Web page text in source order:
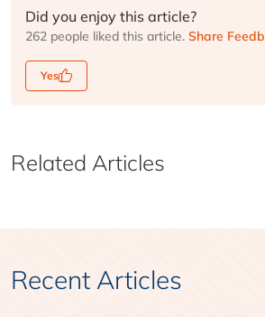
Did you enjoy this article?
262 people liked this article. Share
Yes
Related Articles
Recent Articles